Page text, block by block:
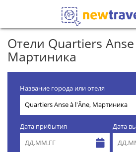
Отели Quartiers
Мартиника
Название города или отеля
Дата прибытия Дата